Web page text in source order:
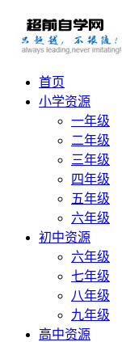
首页
小学资源
一年级
二年级
三年级
四年级
五年级
六年级
初中资源
六年级
七年级
八年级
九年级
高中资源